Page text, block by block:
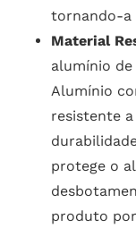
tornando-a
Material
alumínio
Alumínio
resistente
protege o
produto